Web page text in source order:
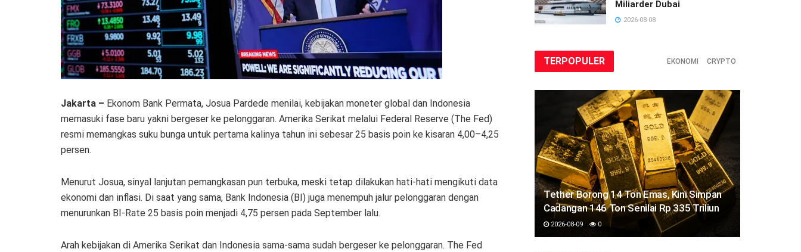
Jakarta – Ekonom Bank Permata, Josua Pardede menilai, kebijakan moneter global dan Indonesia
memasuki fase baru yakni bergeser ke pelonggaran. Amerika Serikat melalui Federal Reserve (The Fed)
resmi memangkas suku bunga untuk pertama kalinya tahun ini sebesar 25 basis poin ke kisaran 4,00–4,25
persen.
Menurut Josua, sinyal lanjutan pemangkasan pun terbuka, meski tetap dilakukan hati-hati mengikuti data
ekonomi dan inflasi. Di saat yang sama, Bank Indonesia (BI) juga menempuh jalur pelonggaran dengan
menurunkan BI-Rate 25 basis poin menjadi 4,75 persen pada September lalu.
Arah kebijakan di Amerika Serikat dan Indonesia sama-sama sudah bergeser ke pelonggaran. The Fed
Miliarder Dubai
2026-08-08
TERPOPULER EKONOMI CRYPTO
Tether Borong 14 Ton Emas, Kini Simpan
Cadangan 146 Ton Senilai Rp 335 Triliun
2026-08-09 0